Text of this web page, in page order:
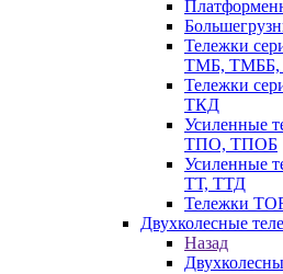
Тележки
ТМБ,
Тележки
ТКД
Усиленные
ТПО, ТПОБ
Усиленные
ТТ, ТТД
Тележки
Двухколесные
Назад